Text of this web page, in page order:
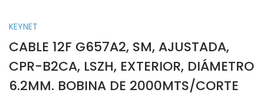
KEYNET
CABLE 12F G657A2, SM, AJUSTADA,
CPR-B2CA, LSZH, EXTERIOR, DIÁMETRO
6.2MM. BOBINA DE 2000MTS/CORTE